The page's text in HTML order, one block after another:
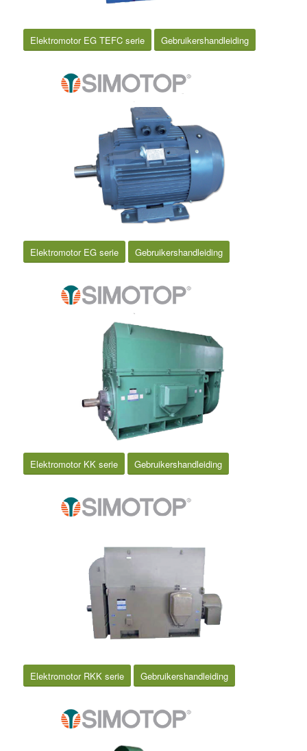
Elektromotor EG TEFC serie Gebruikershandleiding
Elektromotor EG serie Gebruikershandleiding
Elektromotor KK serie Gebruikershandleiding
Elektromotor RKK serie Gebruikershandleiding